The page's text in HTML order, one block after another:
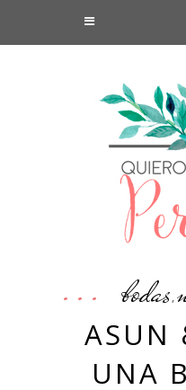
bodas,
ASUN
UNA